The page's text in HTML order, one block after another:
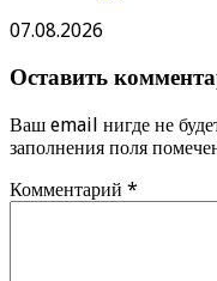
07.08.2026
Оставить
Ваш email нигде не
заполнения поля
Комментарий *